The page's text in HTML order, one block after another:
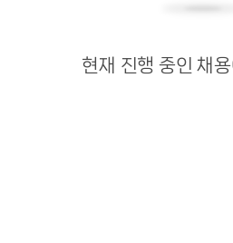
현재 진행 중인 채